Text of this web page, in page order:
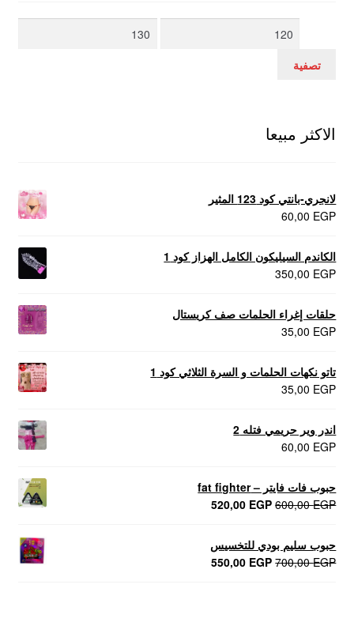
أدنى
أعلى
تصفية
الاكثر مبيعا
لانجري-بانتي كود 123 المثير
60,00 EGP
الكاندم السيليكون الكامل الهزاز كود 1
350,00 EGP
حلقات إغراء الحلمات صف كريستال
35,00 EGP
تاتو نكهات الحلمات و السرة الثلاثي كود 1
35,00 EGP
اندر وير حريمي فتله 2
60,00 EGP
حبوب فات فايتر – fat fighter
600,00EGP
السعر
600,00 EGP.
520,00 EGP
السعر
520,00 EGP.
حبوب سليم بودي للتخسيس
700,00EGP
السعر550,00 EGP
السعر